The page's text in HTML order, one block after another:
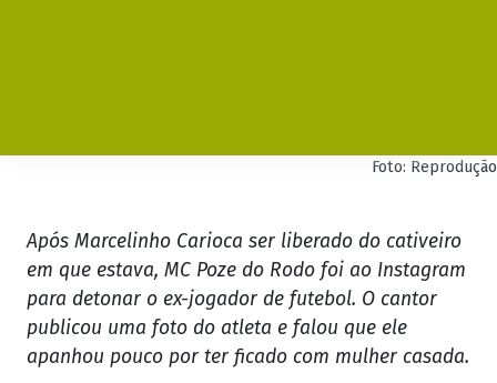
Foto: Reprodução
Após Marcelinho Carioca ser liberado do cativeiro
em que estava, MC Poze do Rodo foi ao Instagram
para detonar o ex-jogador de futebol. O cantor
publicou uma foto do atleta e falou que ele
apanhou pouco por ter ficado com mulher casada.